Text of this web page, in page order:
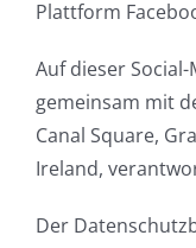
Plattform
Auf dieser
gemeinsam mit
Canal Square,
Ireland,
Der